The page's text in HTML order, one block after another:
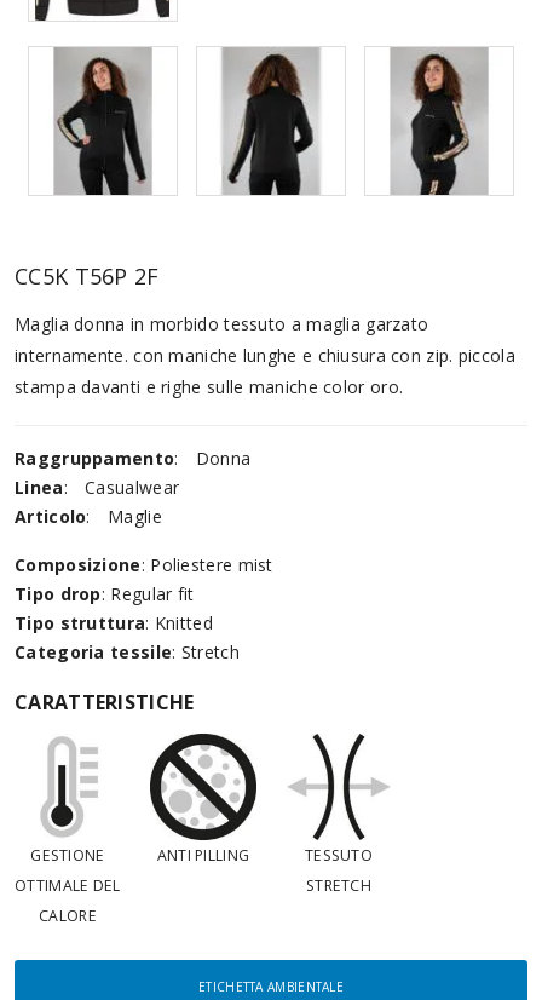
CC5K T56P 2F
Maglia donna in morbido tessuto a maglia garzato
internamente. con maniche lunghe e chiusura con zip. piccola
stampa davanti e righe sulle maniche color oro.
Raggruppamento:
Donna
Linea:
Casualwear
Articolo: Maglie
Composizione: Poliestere mist
Tipo drop: Regular fit
Tipo struttura: Knitted
Categoria tessile: Stretch
CARATTERISTICHE
GESTIONE
OTTIMALE DEL
CALORE
ANTI PILLING
TESSUTO
STRETCH
ETICHETTA AMBIENTALE